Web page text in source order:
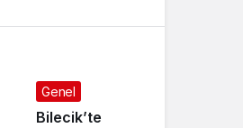
Genel
Bilecik’te